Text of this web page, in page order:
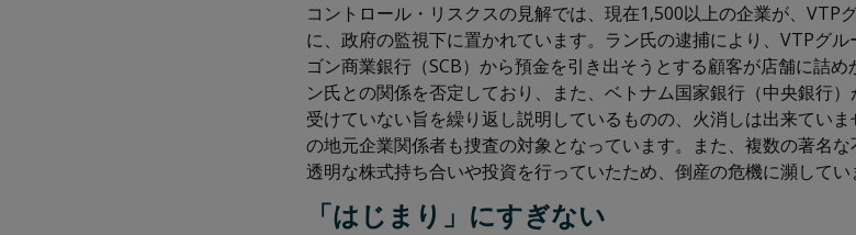
コントロール・リスクスの見解では、現在1,500以上の企業が、VTP
に、政府の監視下に置かれています。ラン氏の逮捕により、VTPグ
ゴン商業銀行（SCB）から預金を引き出そうとする顧客が店舗に詰
ン氏との関係を否定しており、また、ベトナム国家銀行（中央銀行
受けていない旨を繰り返し説明しているものの、火消しは出来てい
の地元企業関係者も捜査の対象となっています。また、複数の著名
透明な株式持ち合いや投資を行っていたため、倒産の危機に瀕してい
「はじまり」にすぎない